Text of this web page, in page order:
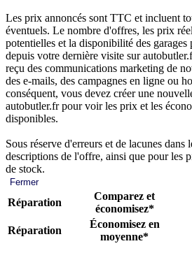
Les prix annoncés sont TTC et incluent
éventuels. Le nombre d'offres, les prix
potentielles et la disponibilité des garages
depuis votre dernière visite sur
reçu des communications marketing de
des e-mails, des campagnes en ligne ou
conséquent, vous devez créer une
autobutler.fr pour voir les prix et les
disponibles.
Sous réserve d'erreurs et de lacunes dans
descriptions de l'offre, ainsi que pour les
de stock.
Fermer
Réparation
Comparez et
économisez*
Réparation
Économisez en
moyenne*